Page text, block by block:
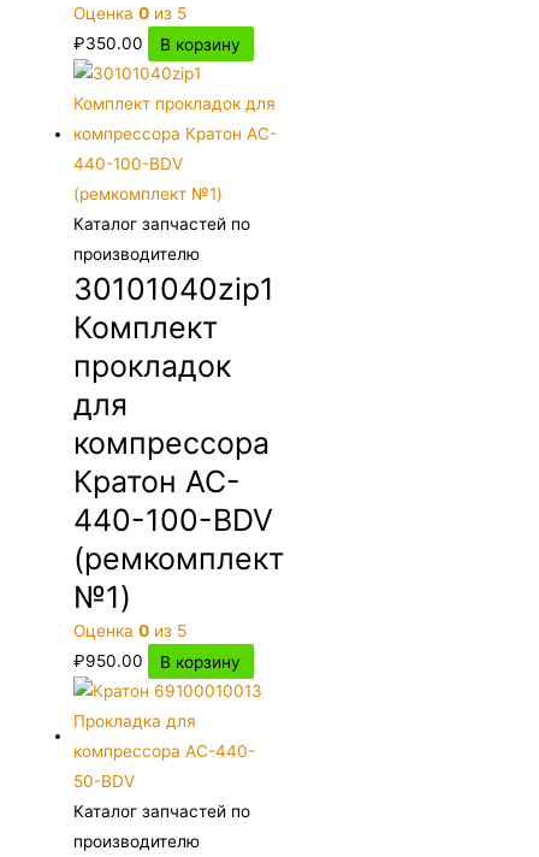
Оценка0 из 5
₽350.00 В корзину
Каталог запчастей по
производителю
30101040zip1
Комплект
прокладок
для
компрессора
Кратон AC-
440-100-BDV
(ремкомплект
№1)
Оценка0 из 5
₽950.00 В корзину
Каталог запчастей по
производителю